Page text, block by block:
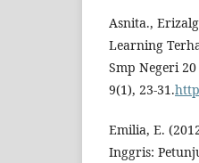
Asnita.,
Learning
Smp Negeri
9(1), 23-31.
Emilia, E.
Inggris: